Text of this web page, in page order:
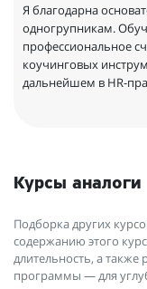
Я благодарна
одногрупникам.
профессиональное
коучинговых
дальнейшем в HR-
Курсы аналоги
Подборка других
содержанию этого
длительность, а
программы — для